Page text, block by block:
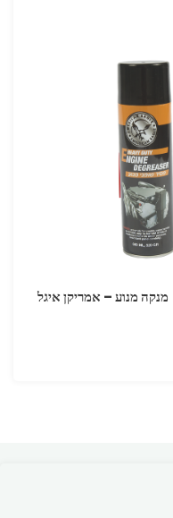
מנקה מנוע – אמריקן איגל